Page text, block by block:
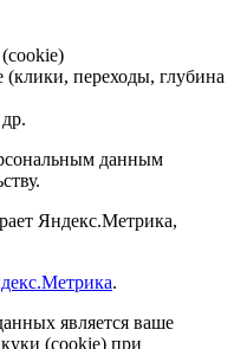
переходы, глубина
данным
Яндекс.Метрика,
.
является ваше
(cookie) при